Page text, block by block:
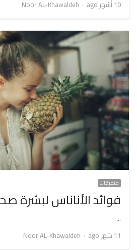
10 أشهر ago
Author
Noor AL-Khawaldeh
متفرقات
فوائد الأناناس لبشرة
…
11 شهر ago
Author
Noor AL-Khawaldeh